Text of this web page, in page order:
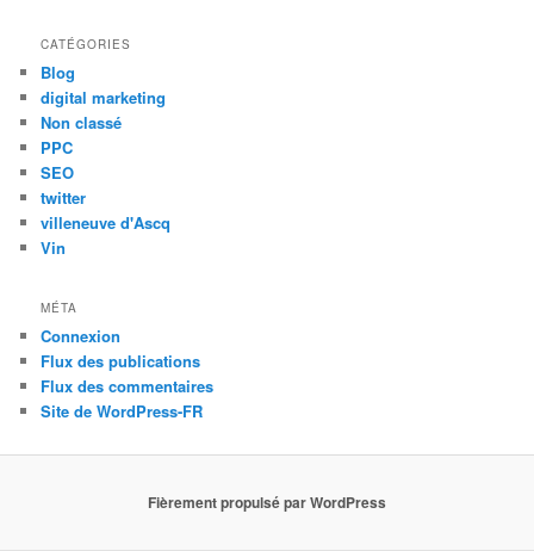
CATÉGORIES
Blog
digital marketing
Non classé
PPC
SEO
twitter
villeneuve d'Ascq
Vin
MÉTA
Connexion
Flux des publications
Flux des commentaires
Site de WordPress-FR
Fièrement propulsé par WordPress